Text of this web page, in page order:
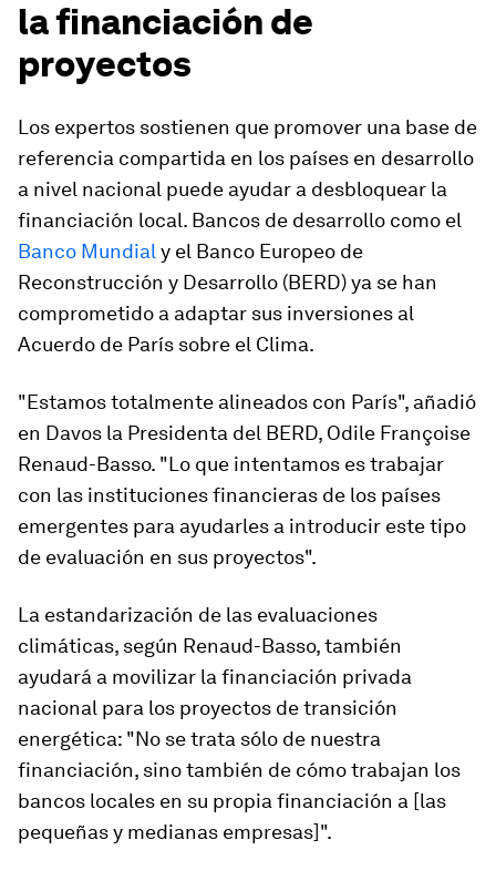
la financiación de
proyectos
Los expertos sostienen que promover una base de
referencia compartida en los países en desarrollo
a nivel nacional puede ayudar a desbloquear la
financiación local. Bancos de desarrollo como el
Banco Mundial y el Banco Europeo de
Reconstrucción y Desarrollo (BERD) ya se han
comprometido a adaptar sus inversiones al
Acuerdo de París sobre el Clima.
"Estamos totalmente alineados con París", añadió
en Davos la Presidenta del BERD, Odile Françoise
Renaud-Basso. "Lo que intentamos es trabajar
con las instituciones financieras de los países
emergentes para ayudarles a introducir este tipo
de evaluación en sus proyectos".
La estandarización de las evaluaciones
climáticas, según Renaud-Basso, también
ayudará a movilizar la financiación privada
nacional para los proyectos de transición
energética: "No se trata sólo de nuestra
financiación, sino también de cómo trabajan los
bancos locales en su propia financiación a [las
pequeñas y medianas empresas]".